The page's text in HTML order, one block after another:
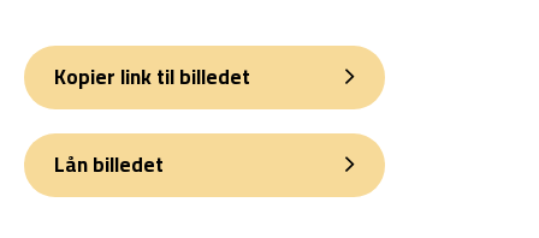
Kopier link til billedet
Lån billedet